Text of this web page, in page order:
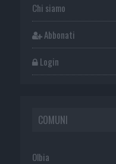
Chi siamo
Abbonati
Login
COMUNI
Olbia